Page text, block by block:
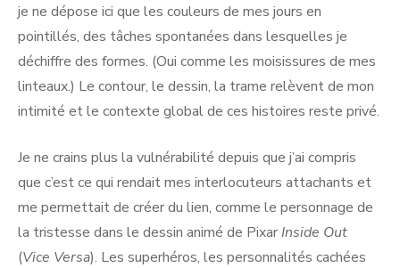
je ne dépose ici que les couleurs de mes jours en
pointillés, des tâches spontanées dans lesquelles je
déchiffre des formes. (Oui comme les moisissures de mes
linteaux.) Le contour, le dessin, la trame relèvent de mon
intimité et le contexte global de ces histoires reste privé.
Je ne crains plus la vulnérabilité depuis que j’ai compris
que c’est ce qui rendait mes interlocuteurs attachants et
me permettait de créer du lien, comme le personnage de
la tristesse dans le dessin animé de Pixar Inside Out
(Vice Versa). Les superhéros, les personnalités cachées